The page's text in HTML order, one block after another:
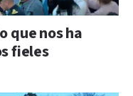
que nos ha
fieles